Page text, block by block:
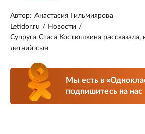
Автор: Анастасия Гильмиярова
Letidor.ru / Новости /
Супруга Стаса Костюшкина рассказала,
летний сын
Мы есть в
подпишитесь на нас